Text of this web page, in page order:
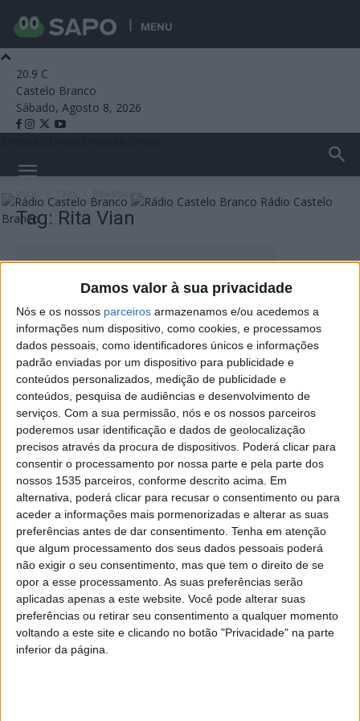
MENU
Damos valor à sua privacidade
Nós e os nossos parceiros armazenamos e/ou acedemos a
informações num dispositivo, como cookies, e processamos
dados pessoais, como identificadores únicos e informações
padrão enviadas por um dispositivo para publicidade e
conteúdos personalizados, medição de publicidade e
conteúdos, pesquisa de audiências e desenvolvimento de
serviços. Com a sua permissão, nós e os nossos parceiros
poderemos usar identificação e dados de geolocalização
precisos através da procura de dispositivos. Poderá clicar para
consentir o processamento por nossa parte e pela parte dos
nossos 1535 parceiros, conforme descrito acima. Em
alternativa, poderá clicar para recusar o consentimento ou para
aceder a informações mais pormenorizadas e alterar as suas
preferências antes de dar consentimento. Tenha em atenção
que algum processamento dos seus dados pessoais poderá
não exigir o seu consentimento, mas que tem o direito de se
opor a esse processamento. As suas preferências serão
aplicadas apenas a este website. Você pode alterar suas
preferências ou retirar seu consentimento a qualquer momento
voltando a este site e clicando no botão "Privacidade" na parte
inferior da página.
20.9 C
Castelo Branco
Sábado, Agosto 8, 2026
Rádio Castelo
Branco
Tag: Rita Vian
Rita Vian apresenta “Sensoreal” no Cine
Teatro Avenida
Rádio Castelo Branco - 14 de Fevereiro, 2025
PUBLICIDADE
PUBLICIDADE
PUBLICIDADE